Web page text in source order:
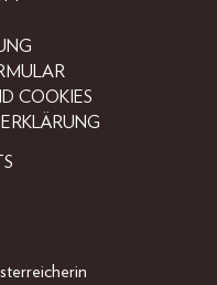
COOKIES